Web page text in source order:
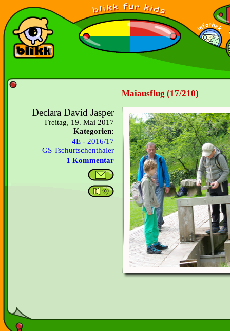
Maiausflug (17/210)
Declara David Jasper
Freitag, 19. Mai 2017
Kategorien:
4E - 2016/17
GS Tschurtschenthaler
1 Kommentar